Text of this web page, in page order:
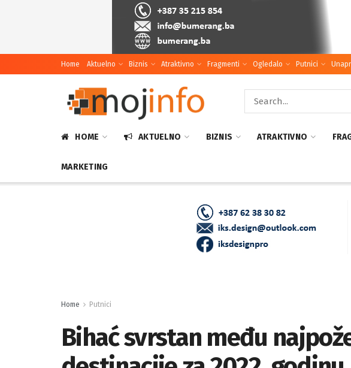
Home Aktuelno Biznis Atraktivno Fragmenti Ogledalo Putnici
HOME AKTUELNO BIZNIS ATRAKTIVNO
MARKETING
Home Putnici
Bihać svrstan među